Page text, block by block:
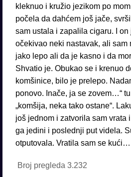
kleknuo i kružio jezikom po
počela da dahćem još jače,
sam ustala i zapalila cigaru. I
očekivao neki nastavak, ali sam
jako lepo ali da je kasno i da
Shvatio je. Obukao se i krenuo
komšinice, bilo je prelepo.
ponovo. Inače, ja se zovem…“
„komšija, neka tako ostane“.
još jednom i zatvorila sam vrata
ga jedini i poslednji put videla.
otputovala. Vratila sam se
Broj pregleda 3.232